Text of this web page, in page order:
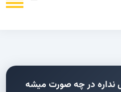
نداره در چه صورت ميشه